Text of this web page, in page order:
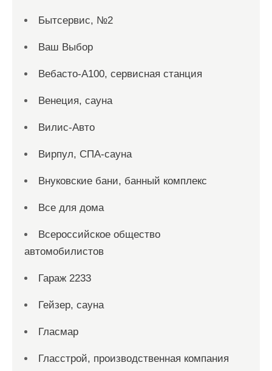
Бытсервис, №2
Ваш Выбор
Вебасто-А100, сервисная станция
Венеция, сауна
Вилис-Авто
Вирпул, СПА-сауна
Внуковские бани, банный комплекс
Все для дома
Всероссийское общество
автомобилистов
Гараж 2233
Гейзер, сауна
Гласмар
Гласстрой, производственная компания